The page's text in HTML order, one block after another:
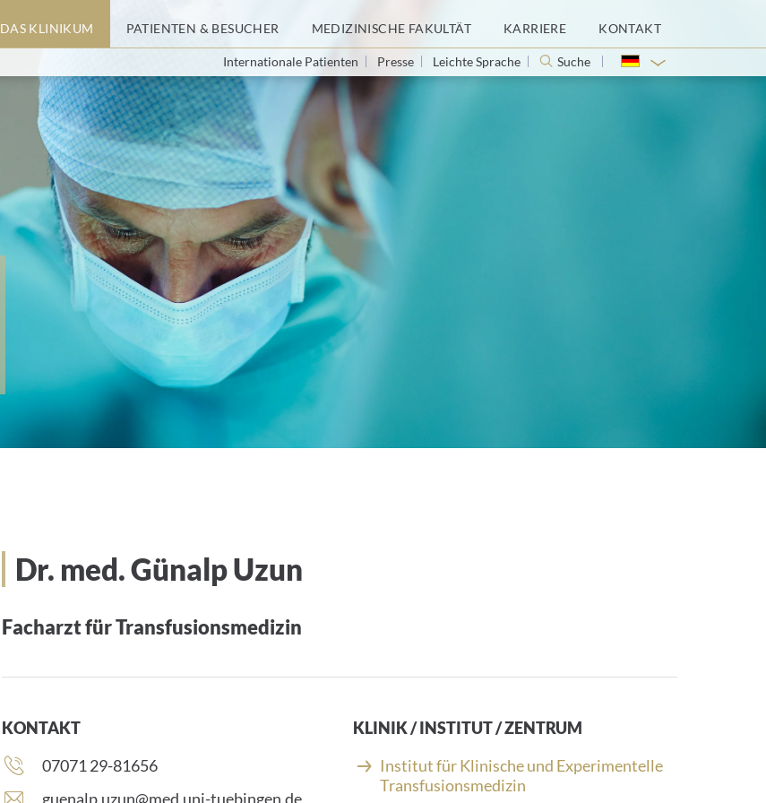
DAS KLINIKUM PATIENTEN & BESUCHER MEDIZINISCHE FAKULTÄT KARRIERE KONTAKT
Internationale Patienten Presse Leichte Sprache Suche
Dr. med. Günalp Uzun
Facharzt für Transfusionsmedizin
KONTAKT
Telefonnummer:
07071 29-81656
E
guenalp.uzun@med.uni-tuebingen.de
KLINIK / INSTITUT / ZENTRUM
Institut für Klinische und Experimentelle
Transfusionsmedizin